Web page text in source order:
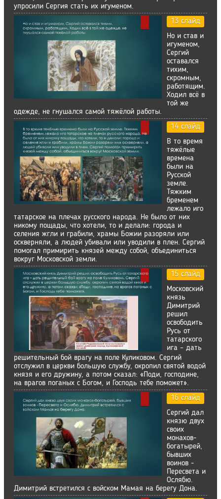
упросили Сергия стать их игуменом.
13 слайд
Но и став и
игуменом,
Сергий
оставался
тихим,
скромным,
работящим.
Ходил всё в
той же
одежде, не гнушался самой тяжёлой работы.
14 слайд
В то время
тяжёлые
времена
были на
Русской
земле.
Тяжким
бременем
лежало иго
татарское на плечах русского народа. Не было от них
никому пощады, что хотели, то и делали: города и
селения жгли и грабили, храмы Божии разоряли или
оскверняли, а людей убивали или уводили в плен. Сергий
помогал примирить князей между собой, объединиться
вокруг Московской земли.
15 слайд
Московский
князь
Димитрий
решил
освободить
Русь от
татарского
ига – дать
решительный бой врагу на поле Куликовом. Сергий
отслужил в церкви большую службу, окропил святой водой
князя и его дружину, а потом сказал: «Поди, господине,
на врагов поганых с Богом, и Господь тебе поможет».
16 слайд
Сергий дал
князю двух
своих
монахов-
богатырей,
бывших
воинов -
Пересвета и
Ослябю.
Димитрий встретился с войском Мамая на берегу Дона.